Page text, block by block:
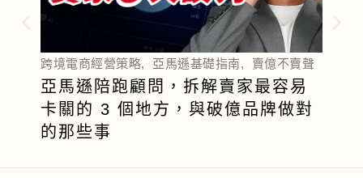
跨境電商經營策略, 亞馬遜基礎指南, 賣億不賣聲
亞馬遜陪跑顧問，拆解賣家最容易
卡關的 3 個地方，與破億品牌做對
的那些事